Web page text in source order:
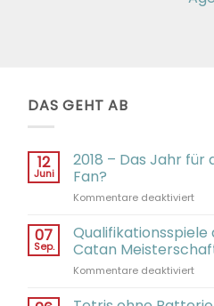
DAS GEHT AB
12
Juni
2018 – Das Jahr
Fan?
Kommentare deaktiviertfür
–
Das
für
07
Sep.
Catan
Kommentare deaktiviertfür
der